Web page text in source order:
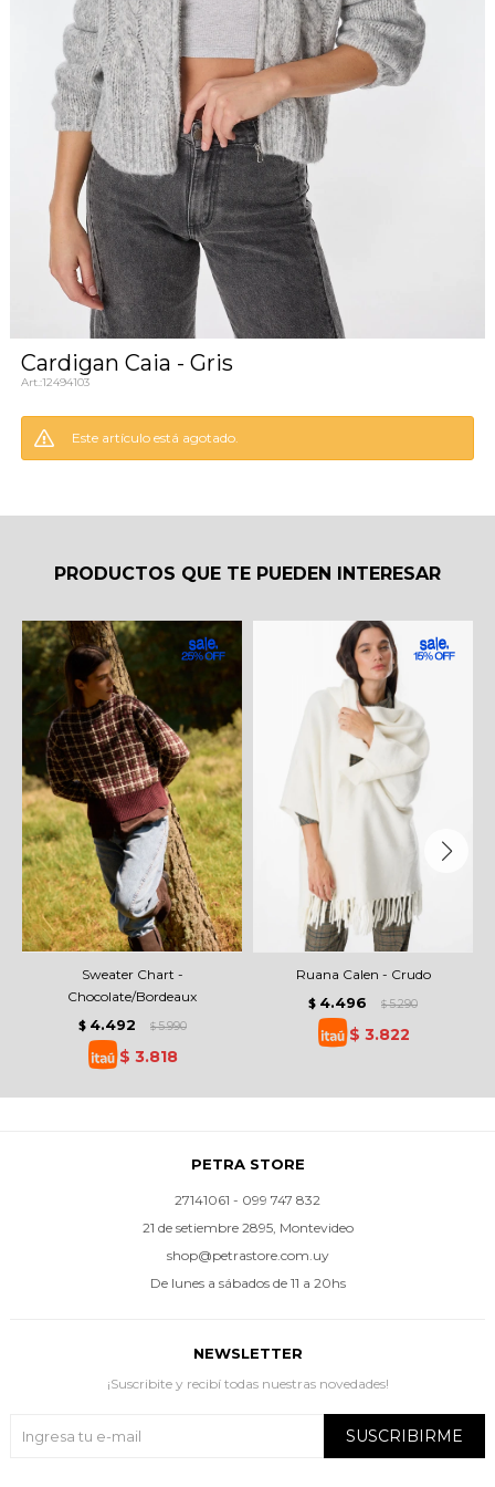
Cardigan Caia - Gris
12494103
Este artículo está agotado.
PRODUCTOS QUE TE PUEDEN INTERESAR
Sweater Chart -
Chocolate/Bordeaux
$ 4.492 $ 5.990
$ 3.818
Ruana Calen - Crudo
$ 4.496 $ 5.290
$ 3.822
PETRA STORE
27141061 - 099 747 832
21 de setiembre 2895, Montevideo
shop@petrastore.com.uy
De lunes a sábados de 11 a 20hs
NEWSLETTER
¡Suscribite y recibí todas nuestras novedades!
SUSCRIBIRME